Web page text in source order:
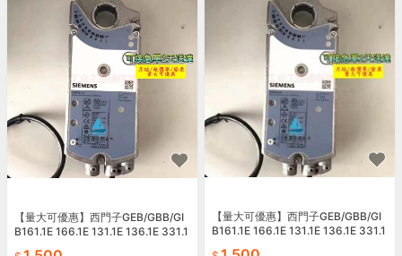
【量大可優惠】西門子GEB/GBB/GI
B161.1E 166.1E 131.1E 136.1E 331.1
【量大可優惠】西門子GEB/GBB/GI
B161.1E 166.1E 131.1E 136.1E 331.1